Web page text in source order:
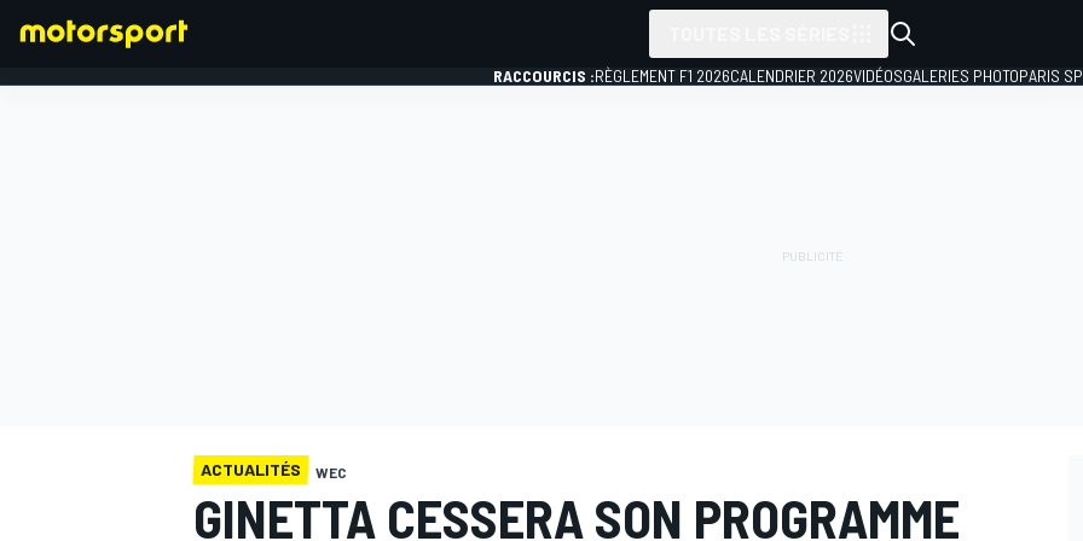
RACCOURCIS :RÈGLEMENT F1 2026CALENDRIER 2026VIDÉOSGALERIES PHOTOPARIS
ACTUALITÉS WEC
GINETTA CESSERA SON PROGRAMME